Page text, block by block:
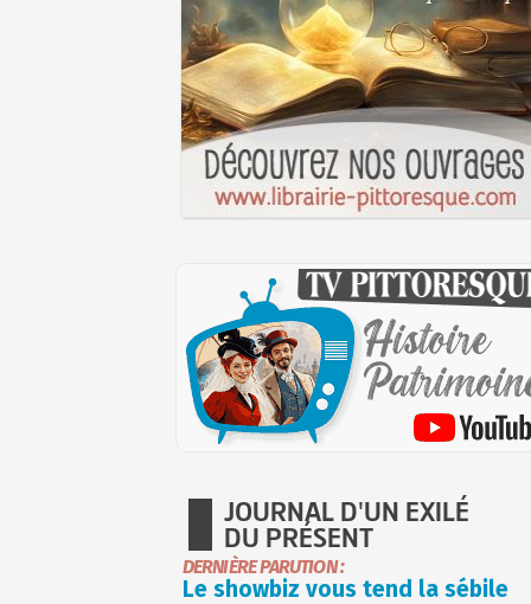
JOURNAL D'UN EXILÉ
DU PRÉSENT
DERNIÈRE PARUTION :
Le showbiz vous tend la sébile